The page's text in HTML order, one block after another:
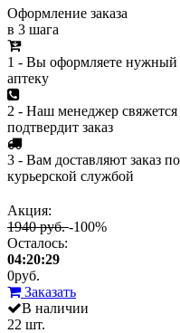
Оформление заказа
в 3 шага
1 - Вы оформляете нужный
аптеку
2 - Наш менеджер
подтвердит заказ
3 - Вам доставляют заказ
курьерской службой
Акция:
1940 руб.-100%
Осталось:
04:20:29
0руб.
Заказать
В наличии
22 шт.